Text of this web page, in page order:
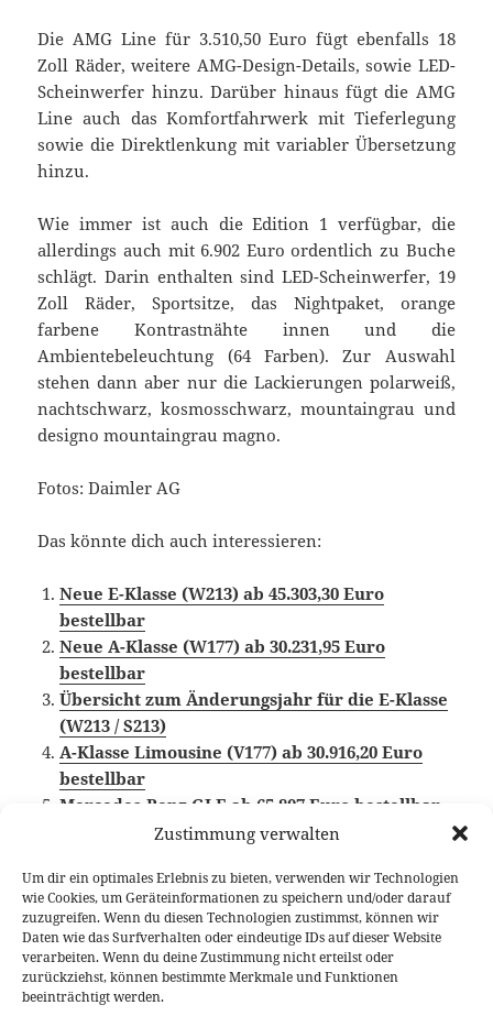
Zustimmung verwalten
Um dir ein optimales Erlebnis zu bieten, verwenden wir Technologien
wie Cookies, um Geräteinformationen zu speichern und/oder darauf
zuzugreifen. Wenn du diesen Technologien zustimmst, können wir
Daten wie das Surfverhalten oder eindeutige IDs auf dieser Website
verarbeiten. Wenn du deine Zustimmung nicht erteilst oder
zurückziehst, können bestimmte Merkmale und Funktionen
beeinträchtigt werden.
Die AMG Line für 3.510,50 Euro fügt ebenfalls 18
Zoll Räder, weitere AMG-Design-Details, sowie LED-
Scheinwerfer hinzu. Darüber hinaus fügt die AMG
Line auch das Komfortfahrwerk mit Tieferlegung
sowie die Direktlenkung mit variabler Übersetzung
hinzu.
Wie immer ist auch die Edition 1 verfügbar, die
allerdings auch mit 6.902 Euro ordentlich zu Buche
schlägt. Darin enthalten sind LED-Scheinwerfer, 19
Zoll Räder, Sportsitze, das Nightpaket, orange
farbene Kontrastnähte innen und die
Ambientebeleuchtung (64 Farben). Zur Auswahl
stehen dann aber nur die Lackierungen polarweiß,
nachtschwarz, kosmosschwarz, mountaingrau und
designo mountaingrau magno.
Fotos: Daimler AG
Das könnte dich auch interessieren:
Neue E-Klasse (W213) ab 45.303,30 Euro
bestellbar
Neue A-Klasse (W177) ab 30.231,95 Euro
bestellbar
Übersicht zum Änderungsjahr für die E-Klasse
(W213 / S213)
A-Klasse Limousine (V177) ab 30.916,20 Euro
bestellbar
Mercedes-Benz GLE ab 65.807 Euro bestellbar
Veröffentlicht
am
1. März 2019 Autor
Larissa Rutkowski Kategorien
News Schlagwörter
Mercedes-
Benz,Preisübersicht
Beitragsnavigation
VORHERIGER
Vorheriger